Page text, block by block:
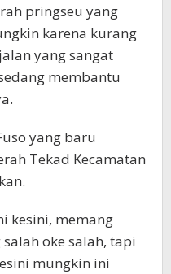
pringseu yang
karena kurang
yang sangat
membantu
yang baru
Tekad Kecamatan
kesini, memang
oke salah, tapi
mungkin ini